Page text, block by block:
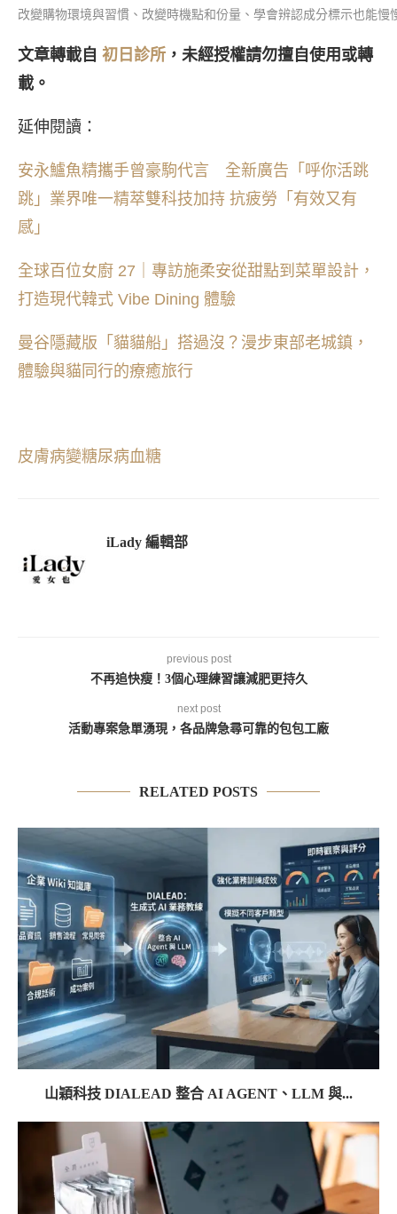
改變購物環境與習慣、改變時機點和份量、學會辨認成分標示也能
文章轉載自 初日診所 ，未經授權請勿擅自使用或轉
載。
延伸閱讀：
安永鱸魚精攜手曾豪駒代言 全新廣告「呼你活跳
跳」業界唯一精萃雙科技加持 抗疲勞「有效又有
感」
全球百位女廚 27｜專訪施柔安從甜點到菜單設計，
打造現代韓式 Vibe Dining 體驗
曼谷隱藏版「貓貓船」搭過沒？漫步東部老城鎮，
體驗與貓同行的療癒旅行
皮膚病變糖尿病血糖
iLady 編輯部
previous post
不再追快瘦！3個心理練習讓減肥更持久
next post
活動專案急單湧現，各品牌急尋可靠的包包工廠
RELATED POSTS
山穎科技 DIALEAD 整合 AI AGENT、LLM 與...